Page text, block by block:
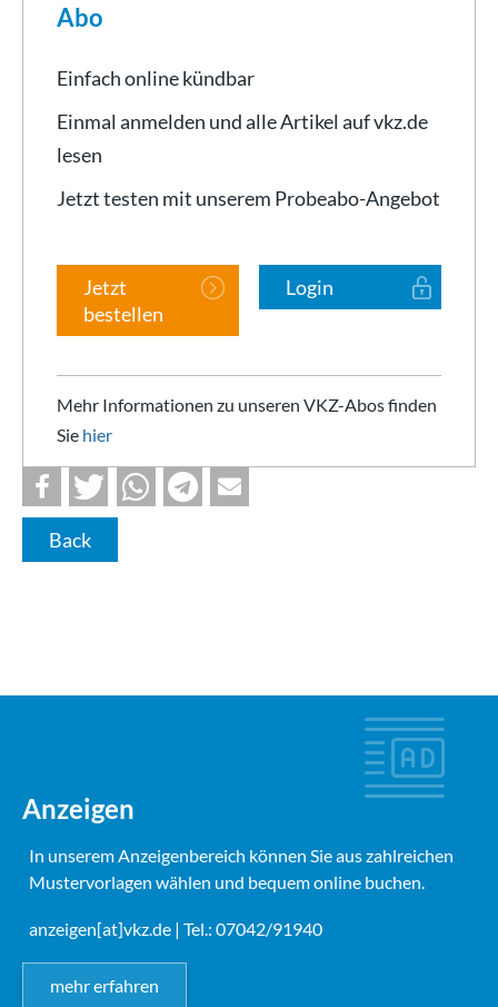
Abo
Einfach online kündbar
Einmal anmelden und alle Artikel auf vkz.de
lesen
Jetzt testen mit unserem Probeabo-Angebot
Jetzt
bestellen
Login
Mehr Informationen zu unseren VKZ-Abos finden
Sie hier
Back
Anzeigen
In unserem Anzeigenbereich können Sie aus zahlreichen
Mustervorlagen wählen und bequem online buchen.
anzeigen[at]vkz.de | Tel.: 07042/91940
mehr erfahren